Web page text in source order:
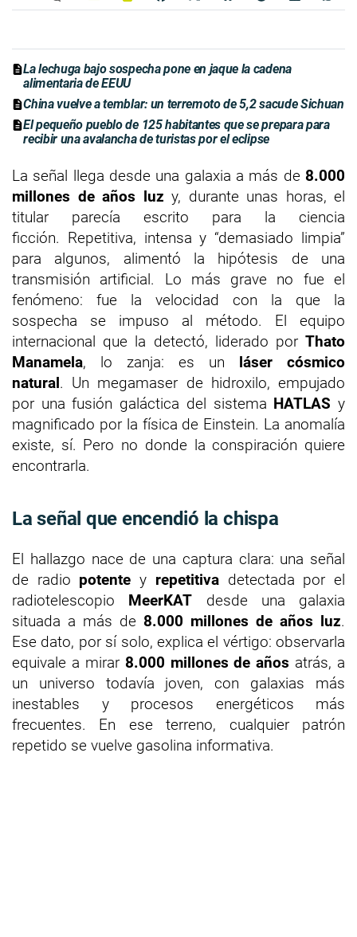
La lechuga bajo sospecha pone en jaque la cadena
alimentaria de EEUU
China vuelve a temblar: un terremoto de 5,2 sacude Sichuan
El pequeño pueblo de 125 habitantes que se prepara para
recibir una avalancha de turistas por el eclipse
La señal llega desde una galaxia a más de 8.000
millones de años luz y, durante unas horas, el
titular parecía escrito para la ciencia
ficción. Repetitiva, intensa y “demasiado limpia”
para algunos, alimentó la hipótesis de una
transmisión artificial. Lo más grave no fue el
fenómeno: fue la velocidad con la que la
sospecha se impuso al método. El equipo
internacional que la detectó, liderado por Thato
Manamela, lo zanja: es un láser cósmico
natural. Un megamaser de hidroxilo, empujado
por una fusión galáctica del sistema HATLAS y
magnificado por la física de Einstein. La anomalía
existe, sí. Pero no donde la conspiración quiere
encontrarla.
La señal que encendió la chispa
El hallazgo nace de una captura clara: una señal
de radio potente y repetitivadetectada por el
radiotelescopio MeerKAT desde una galaxia
situada a más de 8.000 millones de años luz.
Ese dato, por sí solo, explica el vértigo: observarla
equivale a mirar 8.000 millones de años atrás, a
un universo todavía joven, con galaxias más
inestables y procesos energéticos más
frecuentes. En ese terreno, cualquier patrón
repetido se vuelve gasolina informativa.